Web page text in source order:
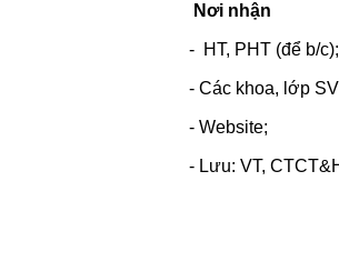
Nơi nhận
- HT,
- Các khoa, lớp
- Website;
- Lưu: VT,